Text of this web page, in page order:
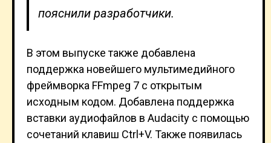
пояснили разработчики.
В этом выпуске также добавлена
поддержка новейшего мультимедийного
фреймворка FFmpeg 7 с открытым
исходным кодом. Добавлена поддержка
вставки аудиофайлов в Audacity с помощью
сочетаний клавиш Ctrl+V. Также появилась